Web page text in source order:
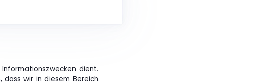
dient.
wir in diesem Bereich